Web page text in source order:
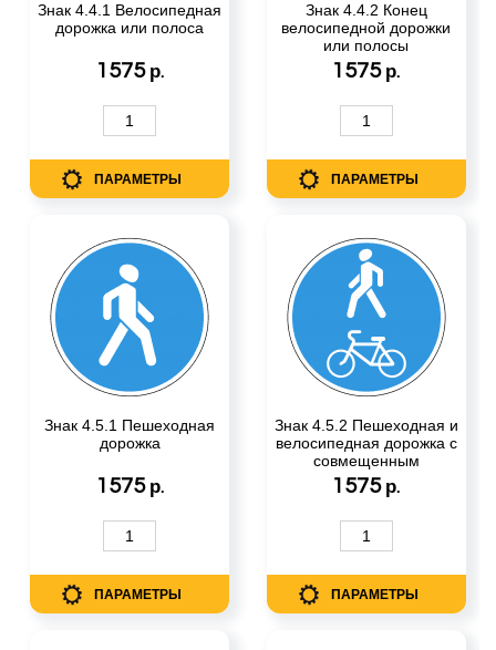
Знак 4.4.1 Велосипедная
дорожка или полоса
1575 р.
ПАРАМЕТРЫ
Знак 4.4.2 Конец
велосипедной дорожки
или полосы
1575 р.
ПАРАМЕТРЫ
Знак 4.5.1 Пешеходная
дорожка
1575 р.
ПАРАМЕТРЫ
Знак 4.5.2 Пешеходная и
велосипедная дорожка с
совмещенным
движением
1575 р.
ПАРАМЕТРЫ